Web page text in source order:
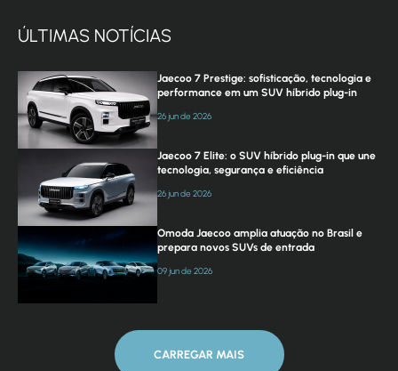
ÚLTIMAS NOTÍCIAS
Jaecoo 7 Prestige: sofisticação, tecnologia e
performance em um SUV híbrido plug-in
26 jun de 2026
Jaecoo 7 Elite: o SUV híbrido plug-in que une
tecnologia, segurança e eficiência
26 jun de 2026
Omoda Jaecoo amplia atuação no Brasil e
prepara novos SUVs de entrada
09 jun de 2026
CARREGAR MAIS